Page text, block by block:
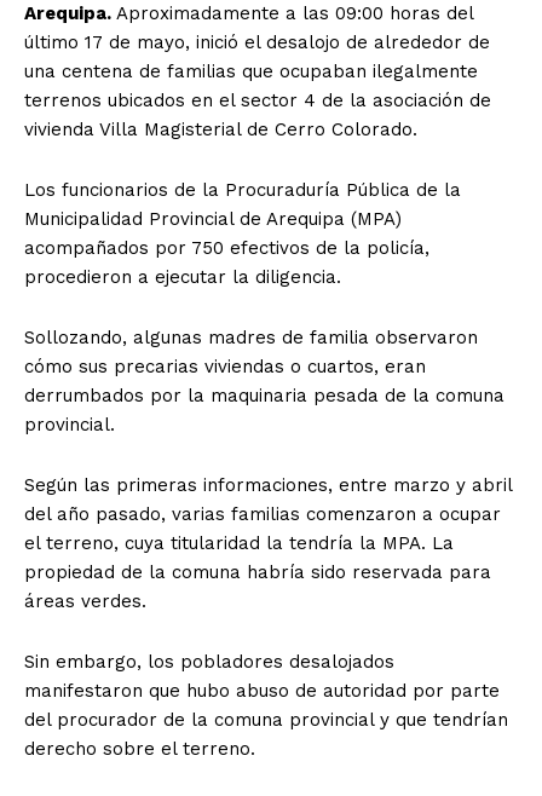
Arequipa. Aproximadamente a las 09:00 horas del
último 17 de mayo, inició el desalojo de alrededor de
una centena de familias que ocupaban ilegalmente
terrenos ubicados en el sector 4 de la asociación de
vivienda Villa Magisterial de Cerro Colorado.
Los funcionarios de la Procuraduría Pública de la
Municipalidad Provincial de Arequipa (MPA)
acompañados por 750 efectivos de la policía,
procedieron a ejecutar la diligencia.
Sollozando, algunas madres de familia observaron
cómo sus precarias viviendas o cuartos, eran
derrumbados por la maquinaria pesada de la comuna
provincial.
Según las primeras informaciones, entre marzo y abril
del año pasado, varias familias comenzaron a ocupar
el terreno, cuya titularidad la tendría la MPA. La
propiedad de la comuna habría sido reservada para
áreas verdes.
Sin embargo, los pobladores desalojados
manifestaron que hubo abuso de autoridad por parte
del procurador de la comuna provincial y que tendrían
derecho sobre el terreno.